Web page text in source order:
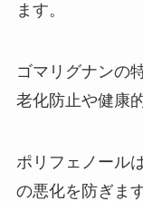
ます。
ゴマリグナンの
老化防止や健康
ポリフェノール
の悪化を防ぎます